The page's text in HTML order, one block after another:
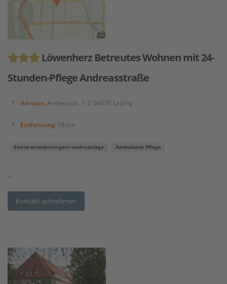
Löwenherz Betreutes Wohnen mit 24-
Stunden-Pflege Andreasstraße
Adresse: Andreasstr. 1-2, 04275 Leipzig
Entfernung: 58 km
Seniorenwohnungen/-wohnanlage Ambulante Pflege
...
Kontakt aufnehmen